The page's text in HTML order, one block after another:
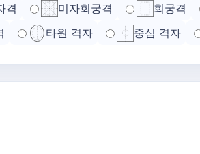
격 미자회궁격 회궁격
타원 격자 중심 격자